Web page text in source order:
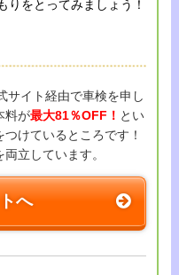
りをとってみましょう！
サイト経由で車検を申し
料が最大81％OFF！ とい
けているところです！
立しています。
へ